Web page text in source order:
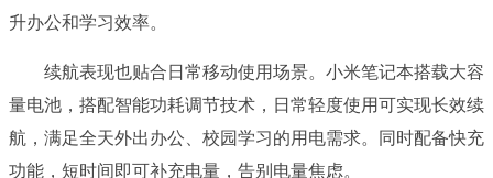
升办公和学习效率。
续航表现也贴合日常移动使用场景。小米笔记本搭载大容
量电池，搭配智能功耗调节技术，日常轻度使用可实现长效续
航，满足全天外出办公、校园学习的用电需求。同时配备快充
功能，短时间即可补充电量，告别电量焦虑。